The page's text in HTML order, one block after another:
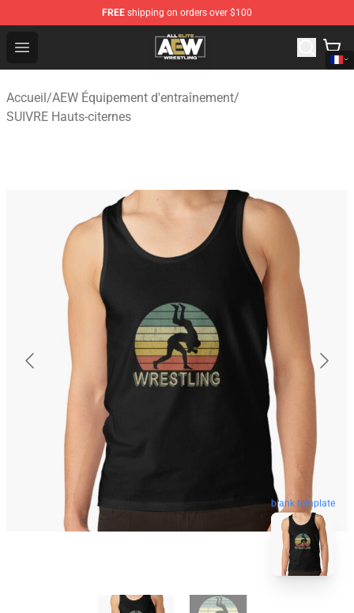
FREE shipping on orders over $100
Open menu
Aew Shop ⚡️ Official Aew Merchandise Store
Accueil/AEW Équipement d'entraînement/
SUIVRE Hauts-citernes
blank template